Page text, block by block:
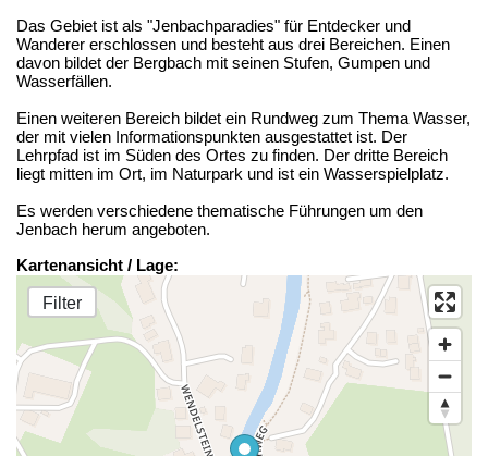
Das Gebiet ist als "Jenbachparadies" für Entdecker und
Wanderer erschlossen und besteht aus drei Bereichen. Einen
davon bildet der Bergbach mit seinen Stufen, Gumpen und
Wasserfällen.
Einen weiteren Bereich bildet ein Rundweg zum Thema Wasser,
der mit vielen Informationspunkten ausgestattet ist. Der
Lehrpfad ist im Süden des Ortes zu finden. Der dritte Bereich
liegt mitten im Ort, im Naturpark und ist ein Wasserspielplatz.
Es werden verschiedene thematische Führungen um den
Jenbach herum angeboten.
Kartenansicht / Lage:
Filter